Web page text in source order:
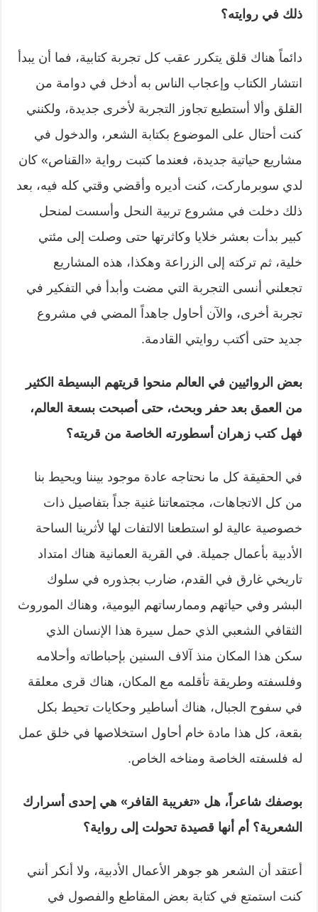
ذلك في روايته؟
دائماً هناك قلق يتكرر عقب كل تجربة كتابية، فما أن يبدأ
انتشار الكتاب وإعجاب الناس به أدخل في دوامة من
القلق وألا أستطيع تجاوز التجربة لأخرى جديدة، ولكنني
كنت أحتال على الموضوع بكتابة الشعر، والدخول في
مشاريع حياتية جديدة، فعندما كتبت رواية «القناص» كان
لدي سوبرماركت، كنت أديره وأقضي وقتي كله فيه، بعد
ذلك دخلت في مشروع تربية النحل وأسست لمنحل
كبير بدأت بعشر خلايا وكاثرتها حتى وصلت إلى مئتي
خلية، ثم تركته إلى الزراعة وهكذا، هذه المشاريع
تجعلني أنسى التجربة التي مضت وأبدأ في التفكير في
تجربة أخرى، والآن أحاول جاهداً المضي في مشروع
جديد حتى أكتب روايتي القادمة.
بعض الروائيين في العالم منحوا قريتهم البسيطة الكثير
من العمق بعد حفر وبحث، حتى أصبحت بسعة العالم،
فهل كتب زهران أسطورته الخاصة من قريته؟
في الحقيقة كل ما نحتاجه عادة موجود بيننا ويحيط بنا
من كل الاتجاهات، مجتمعاتنا غنية جداً بتفاصيل ذات
خصوصية عالية لو استطعنا الالتفات لها لأثرينا الساحة
الأدبية بأعمال جميلة. في القرية العمانية هناك امتداد
تاريخي غارق في القدم، ضارب بجذوره في سلوك
البشر وفي حياتهم وممارساتهم اليومية، وهناك الموروث
الثقافي الشعبي الذي حمل سيرة هذا الإنسان الذي
سكن هذا المكان منذ آلاف السنين بإحباطاته وأحلامه
وفلسفته وطريقة تأقلمه مع المكان، هناك قرى معلقة
في سفوح الجبال، هناك أساطير وحكايات تحيط بكل
بقعة، كل هذا مادة خام أحاول استخلاصها في خلق عمل
له فلسفته الخاصة ومناخه الخاص.
بوصفك شاعراً، هل «تغريبة القافر» هي إحدى أسرارك
الشعرية؟ أم أنها قصيدة تحولت إلى رواية؟
أعتقد أن الشعر هو جوهر الأعمال الأدبية، ولا أنكر أنني
كنت استمتع في كتابة بعض المقاطع والفصول في